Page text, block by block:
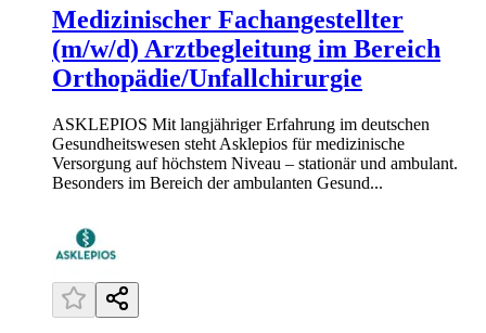
Medizinischer Fachangestellter
(m/w/d) Arztbegleitung im Bereich
Orthopädie/Unfallchirurgie
ASKLEPIOS Mit langjähriger Erfahrung im deutschen
Gesundheitswesen steht Asklepios für medizinische
Versorgung auf höchstem Niveau – stationär und ambulant.
Besonders im Bereich der ambulanten Gesund...